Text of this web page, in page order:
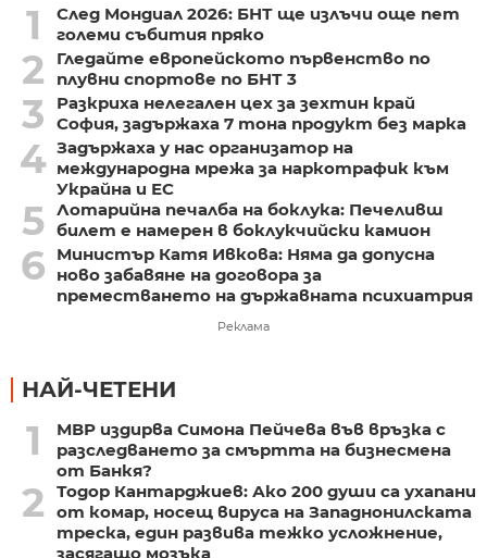
1
След Мондиал 2026: БНТ ще излъчи още пет
големи събития пряко
2
Гледайте европейското първенство по
плувни спортове по БНТ 3
3
Разкриха нелегален цех за зехтин край
София, задържаха 7 тона продукт без марка
4 Задържаха у нас организатор на
международна мрежа за наркотрафик към
Украйна и ЕС
5 Лотарийна печалба на боклука: Печеливш
билет е намерен в боклукчийски камион
6
Министър Катя Ивкова: Няма да допусна
ново забавяне на договора за
преместването на държавната психиатрия
Реклама
НАЙ-ЧЕТЕНИ
1
МВР издирва Симона Пейчева във връзка с
разследването за смъртта на бизнесмена
от Банкя?
2
Тодор Кантарджиев: Ако 200 души са ухапани
от комар, носещ вируса на Западнонилската
треска, един развива тежко усложнение,
засягащо мозъка